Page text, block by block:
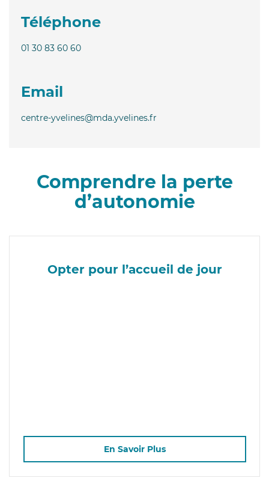
Téléphone
01 30 83 60 60
Email
centre-yvelines@mda.yvelines.fr
Comprendre la perte
d’autonomie
Opter pour l’accueil de jour
En Savoir Plus